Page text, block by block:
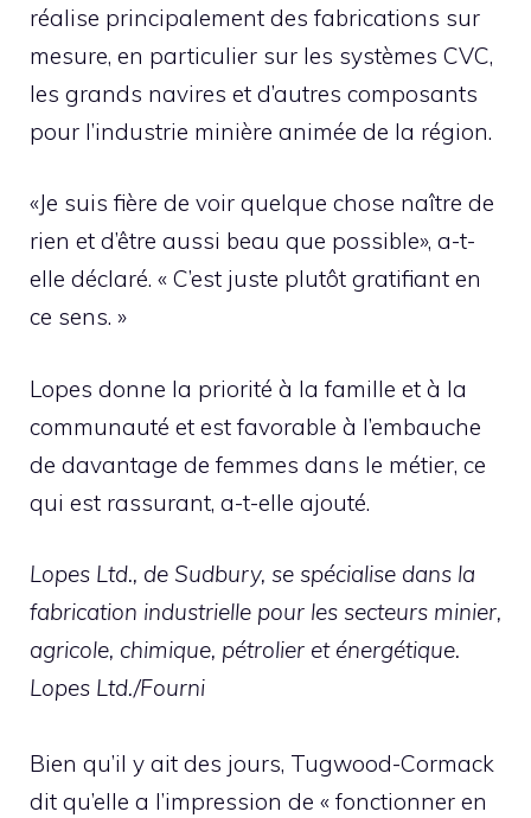
réalise principalement des fabrications sur
mesure, en particulier sur les systèmes CVC,
les grands navires et d’autres composants
pour l’industrie minière animée de la région.
«Je suis fière de voir quelque chose naître de
rien et d’être aussi beau que possible», a-t-
elle déclaré. « C’est juste plutôt gratifiant en
ce sens. »
Lopes donne la priorité à la famille et à la
communauté et est favorable à l’embauche
de davantage de femmes dans le métier, ce
qui est rassurant, a-t-elle ajouté.
Lopes Ltd., de Sudbury, se spécialise dans la
fabrication industrielle pour les secteurs minier,
agricole, chimique, pétrolier et énergétique.
Lopes Ltd./Fourni
Bien qu’il y ait des jours, Tugwood-Cormack
dit qu’elle a l’impression de « fonctionner en